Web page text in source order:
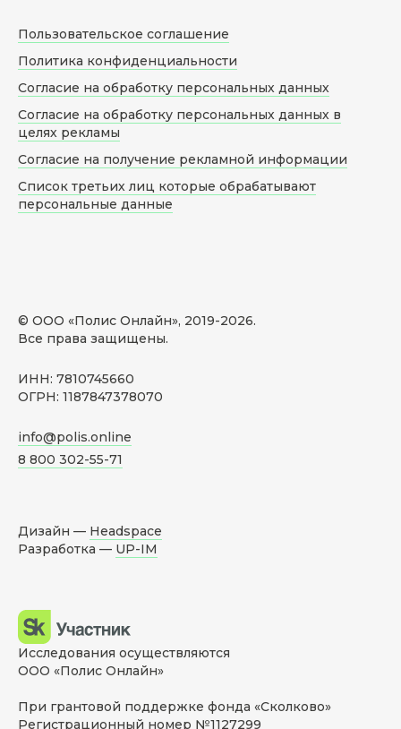
© ООО «Полис Онлайн», 2019-2026.
Все права защищены.
ИНН: 7810745660
ОГРН: 1187847378070
info@polis.online
8 800 302-55-71
Пользовательское соглашение
Политика конфиденциальности
Согласие на обработку персональных данных
Согласие на обработку персональных данных в
целях рекламы
Согласие на получение рекламной информации
Список третьих лиц которые обрабатывают
персональные данные
Дизайн — Headspace
Разработка — UP-IM
Исследования осуществляются
ООО «Полис Онлайн»
При грантовой поддержке фонда «Сколково»
Регистрационный номер №1127299